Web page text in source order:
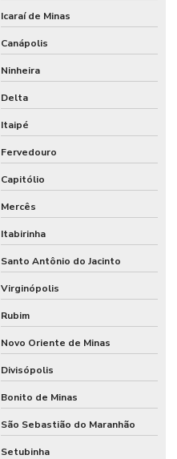
Icaraí de Minas
Canápolis
Ninheira
Delta
Itaipé
Fervedouro
Capitólio
Mercês
Itabirinha
Santo Antônio do Jacinto
Virginópolis
Rubim
Novo Oriente de Minas
Divisópolis
Bonito de Minas
São Sebastião do Maranhão
Setubinha